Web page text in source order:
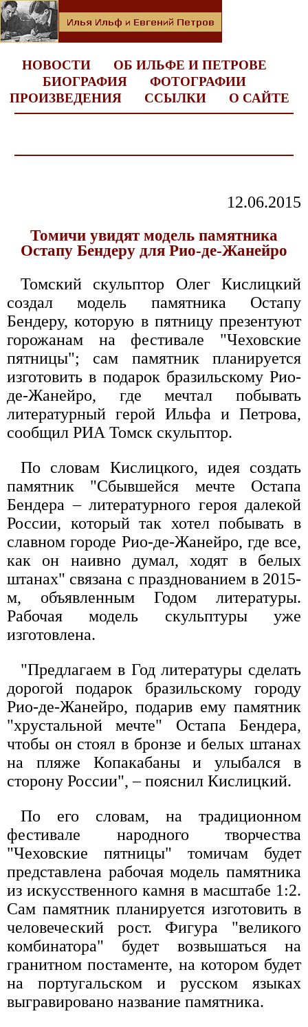
НОВОСТИ
ОБ ИЛЬФЕ И ПЕТРОВЕ
БИОГРАФИЯ
ФОТОГРАФИИ
ПРОИЗВЕДЕНИЯ
ССЫЛКИ О САЙТЕ
12.06.2015
Томичи увидят модель памятника
Остапу Бендеру для Рио-де-Жанейро
Томский скульптор Олег Кислицкий
создал модель памятника Остапу
Бендеру, которую в пятницу презентуют
горожанам на фестивале "Чеховские
пятницы"; сам памятник планируется
изготовить в подарок бразильскому Рио-
де-Жанейро, где мечтал побывать
литературный герой Ильфа и Петрова,
сообщил РИА Томск скульптор.
По словам Кислицкого, идея создать
памятник "Сбывшейся мечте Остапа
Бендера – литературного героя далекой
России, который так хотел побывать в
славном городе Рио-де-Жанейро, где все,
как он наивно думал, ходят в белых
штанах" связана с празднованием в 2015-
м, объявленным Годом литературы.
Рабочая модель скульптуры уже
изготовлена.
"Предлагаем в Год литературы сделать
дорогой подарок бразильскому городу
Рио-де-Жанейро, подарив ему памятник
"хрустальной мечте" Остапа Бендера,
чтобы он стоял в бронзе и белых штанах
на пляже Копакабаны и улыбался в
сторону России", – пояснил Кислицкий.
По его словам, на традиционном
фестивале народного творчества
"Чеховские пятницы" томичам будет
представлена рабочая модель памятника
из искусственного камня в масштабе 1:2.
Сам памятник планируется изготовить в
человеческий рост. Фигура "великого
комбинатора" будет возвышаться на
гранитном постаменте, на котором будет
на португальском и русском языках
выгравировано название памятника.